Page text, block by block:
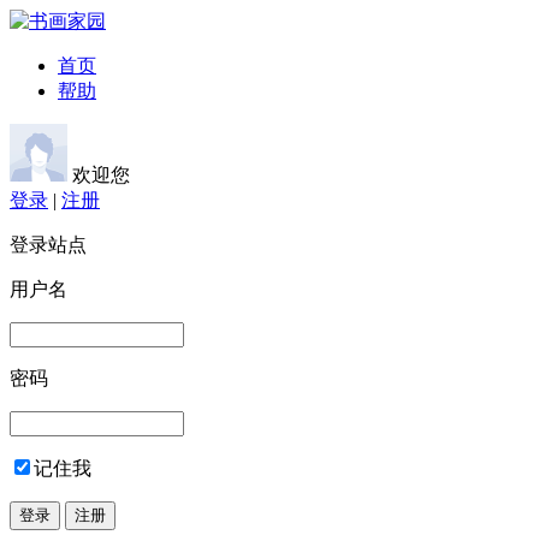
首页
帮助
欢迎您
登录 | 注册
登录站点
用户名
密码
记住我